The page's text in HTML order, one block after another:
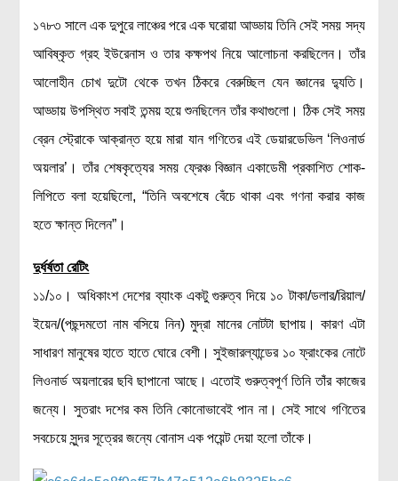
১৭৮৩ সালে এক দুপুরে লাঞ্চের পরে এক ঘরোয়া আড্ডায় তিনি সেই সময় সদ্য
আবিষ্কৃত গ্রহ ইউরেনাস ও তার কক্ষপথ নিয়ে আলোচনা করছিলেন। তাঁর
আলোহীন চোখ দুটো থেকে তখন ঠিকরে বেরুচ্ছিল যেন জ্ঞানের দ্যুতি।
আড্ডায় উপস্থিত সবাই তন্ময় হয়ে শুনছিলেন তাঁর কথাগুলো। ঠিক সেই সময়
ব্রেন স্ট্রোকে আক্রান্ত হয়ে মারা যান গণিতের এই ডেয়ারডেভিল ‘লিওনার্ড
অয়লার’। তাঁর শেষকৃত্যের সময় ফ্রেঞ্চ বিজ্ঞান একাডেমী প্রকাশিত শোক-
লিপিতে বলা হয়েছিলো, “তিনি অবশেষে বেঁচে থাকা এবং গণনা করার কাজ
হতে ক্ষান্ত দিলেন”।
দুর্ধর্ষতা রেটিং
১১/১০। অধিকাংশ দেশের ব্যাংক একটু গুরুত্ব দিয়ে ১০ টাকা/ডলার/রিয়াল/
ইয়েন/(পছন্দমতো নাম বসিয়ে নিন) মুদ্রা মানের নোটটা ছাপায়। কারণ এটা
সাধারণ মানুষের হাতে হাতে ঘোরে বেশী। সুইজারল্যান্ডের ১০ ফ্রাংকের নোটে
লিওনার্ড অয়লারের ছবি ছাপানো আছে। এতোই গুরুত্বপূর্ণ তিনি তাঁর কাজের
জন্যে। সুতরাং দশের কম তিনি কোনোভাবেই পান না। সেই সাথে গণিতের
সবচেয়ে সুন্দর সূত্রের জন্যে বোনাস এক পয়েন্ট দেয়া হলো তাঁকে।